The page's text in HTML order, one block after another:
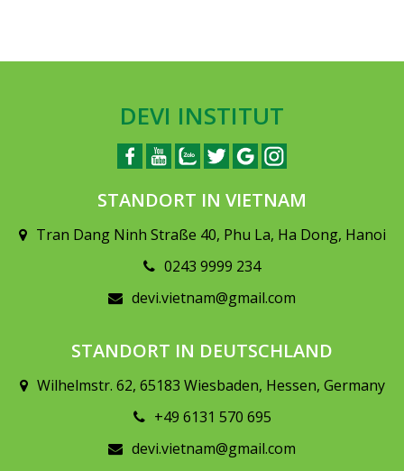
DEVI INSTITUT
STANDORT IN VIETNAM
Tran Dang Ninh Straße 40, Phu La, Ha Dong, Hanoi
0243 9999 234
devi.vietnam@gmail.com
STANDORT IN DEUTSCHLAND
Wilhelmstr. 62, 65183 Wiesbaden, Hessen, Germany
+49 6131 570 695
devi.vietnam@gmail.com